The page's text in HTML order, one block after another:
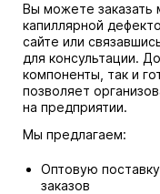
Вы можете заказать
капиллярной
сайте или
для консультации.
компоненты, так и
позволяет
на предприятии.
Мы предлагаем:
Оптовую
заказов